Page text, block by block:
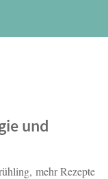
und
mehr Rezepte